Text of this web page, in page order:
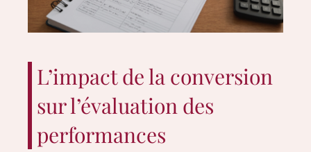
L’impact de la conversion
sur l’évaluation des
performances